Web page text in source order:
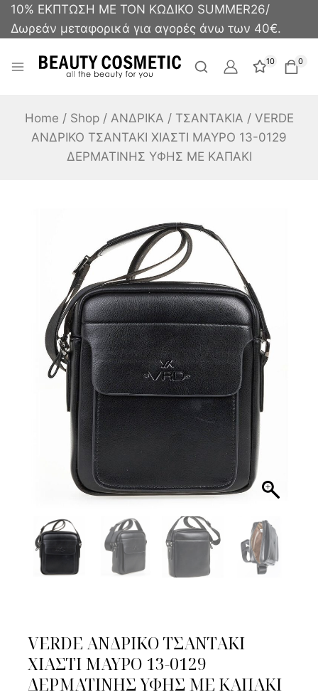
10% ΕΚΠΤΩΣΗ ΜΕ ΤΟΝ ΚΩΔΙΚΟ SUMMER26/
Δωρεάν μεταφορικά για αγορές άνω των 40€.
10 0
Home / Shop / ΑΝΔΡΙΚΑ / ΤΣΑΝΤΑΚΙΑ / VERDE
ΑΝΔΡΙΚΟ ΤΣΑΝΤΑΚΙ ΧΙΑΣΤΙ ΜΑΥΡΟ 13-0129
ΔΕΡΜΑΤΙΝΗΣ ΥΦΗΣ ΜΕ ΚΑΠΑΚΙ
VERDE ΑΝΔΡΙΚΟ ΤΣΑΝΤΑΚΙ
ΧΙΑΣΤΙ ΜΑΥΡΟ 13-0129
ΔΕΡΜΑΤΙΝΗΣ ΥΦΗΣ ΜΕ ΚΑΠΑΚΙ